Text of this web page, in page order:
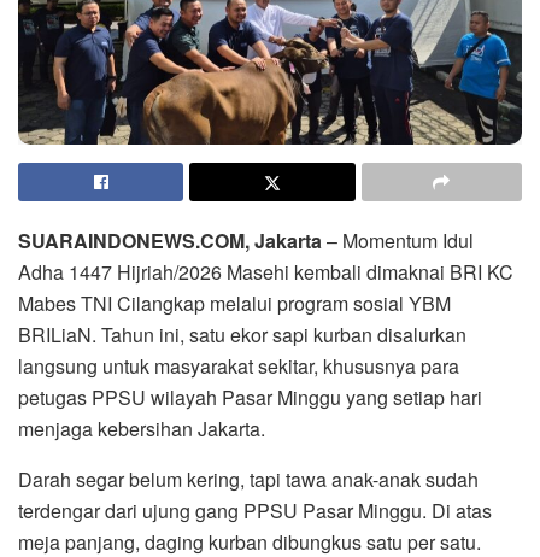
SUARAINDONEWS.COM, Jakarta – Momentum Idul
Adha 1447 Hijriah/2026 Masehi kembali dimaknai BRI KC
Mabes TNI Cilangkap melalui program sosial YBM
BRILiaN. Tahun ini, satu ekor sapi kurban disalurkan
langsung untuk masyarakat sekitar, khususnya para
petugas PPSU wilayah Pasar Minggu yang setiap hari
menjaga kebersihan Jakarta.
Darah segar belum kering, tapi tawa anak-anak sudah
terdengar dari ujung gang PPSU Pasar Minggu. Di atas
meja panjang, daging kurban dibungkus satu per satu.